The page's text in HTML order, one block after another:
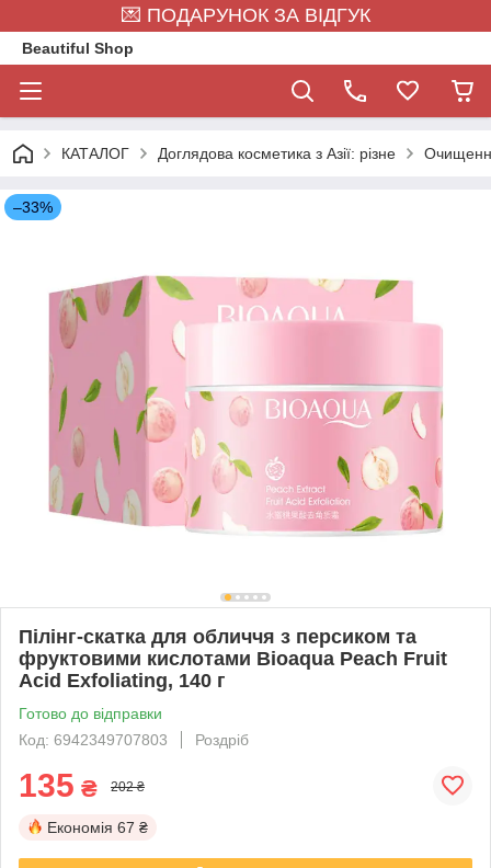
💌 ПОДАРУНОК ЗА ВІДГУК
Beautiful Shop
КАТАЛОГ Доглядова косметика з Азії: різне
–33%
Пілінг-скатка для обличчя з персиком та
фруктовими кислотами Bioaqua Peach Fruit
Acid Exfoliating, 140 г
Готово до відправки
Код: 6942349707803
Роздріб
135 ₴ 202 ₴
Економія 67 ₴